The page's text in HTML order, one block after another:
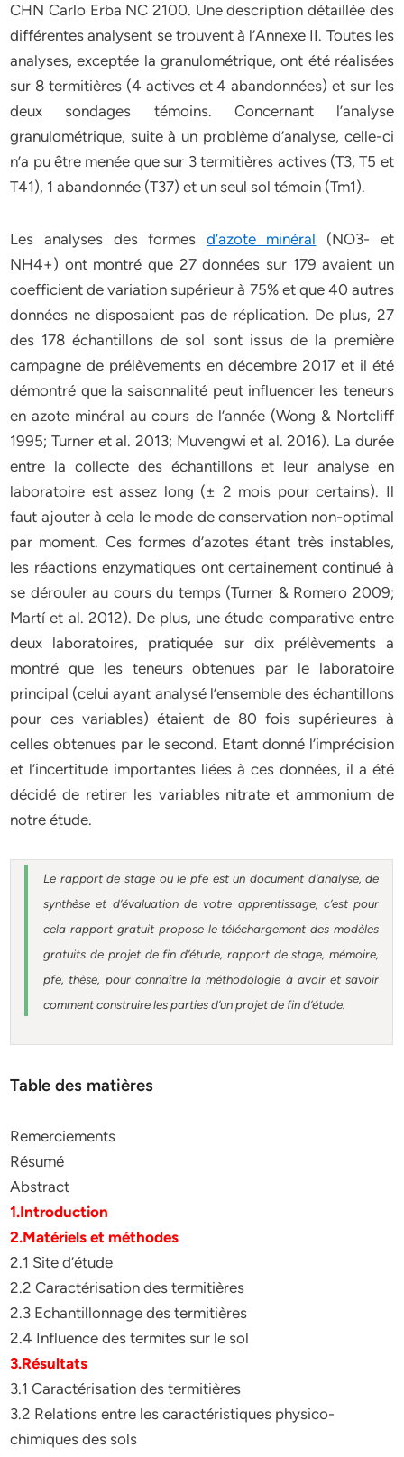
CHN Carlo Erba NC 2100. Une description détaillée des
différentes analysent se trouvent à l’Annexe II. Toutes les
analyses, exceptée la granulométrique, ont été réalisées
sur 8 termitières (4 actives et 4 abandonnées) et sur les
deux sondages témoins. Concernant l’analyse
granulométrique, suite à un problème d’analyse, celle-ci
n’a pu être menée que sur 3 termitières actives (T3, T5 et
T41), 1 abandonnée (T37) et un seul sol témoin (Tm1).
Les analyses des formes d’azote minéral (NO3- et
NH4+) ont montré que 27 données sur 179 avaient un
coefficient de variation supérieur à 75% et que 40 autres
données ne disposaient pas de réplication. De plus, 27
des 178 échantillons de sol sont issus de la première
campagne de prélèvements en décembre 2017 et il été
démontré que la saisonnalité peut influencer les teneurs
en azote minéral au cours de l’année (Wong & Nortcliff
1995; Turner et al. 2013; Muvengwi et al. 2016). La durée
entre la collecte des échantillons et leur analyse en
laboratoire est assez long (± 2 mois pour certains). Il
faut ajouter à cela le mode de conservation non-optimal
par moment. Ces formes d’azotes étant très instables,
les réactions enzymatiques ont certainement continué à
se dérouler au cours du temps (Turner & Romero 2009;
Martí et al. 2012). De plus, une étude comparative entre
deux laboratoires, pratiquée sur dix prélèvements a
montré que les teneurs obtenues par le laboratoire
principal (celui ayant analysé l’ensemble des échantillons
pour ces variables) étaient de 80 fois supérieures à
celles obtenues par le second. Etant donné l’imprécision
et l’incertitude importantes liées à ces données, il a été
décidé de retirer les variables nitrate et ammonium de
notre étude.
Le rapport de stage ou le pfe est un document d’analyse, de
synthèse et d’évaluation de votre apprentissage, c’est pour
cela rapport gratuit propose le téléchargement des modèles
gratuits de projet de fin d’étude, rapport de stage, mémoire,
pfe, thèse, pour connaître la méthodologie à avoir et savoir
comment construire les parties d’un projet de fin d’étude
Table des matières
Remerciements
Résumé
Abstract
1.Introduction
2.Matériels et méthodes
2.1 Site d’étude
2.2 Caractérisation des termitières
2.3 Echantillonnage des termitières
2.4 Influence des termites sur le sol
3.Résultats
3.1 Caractérisation des termitières
3.2 Relations entre les caractéristiques physico-
chimiques des sols